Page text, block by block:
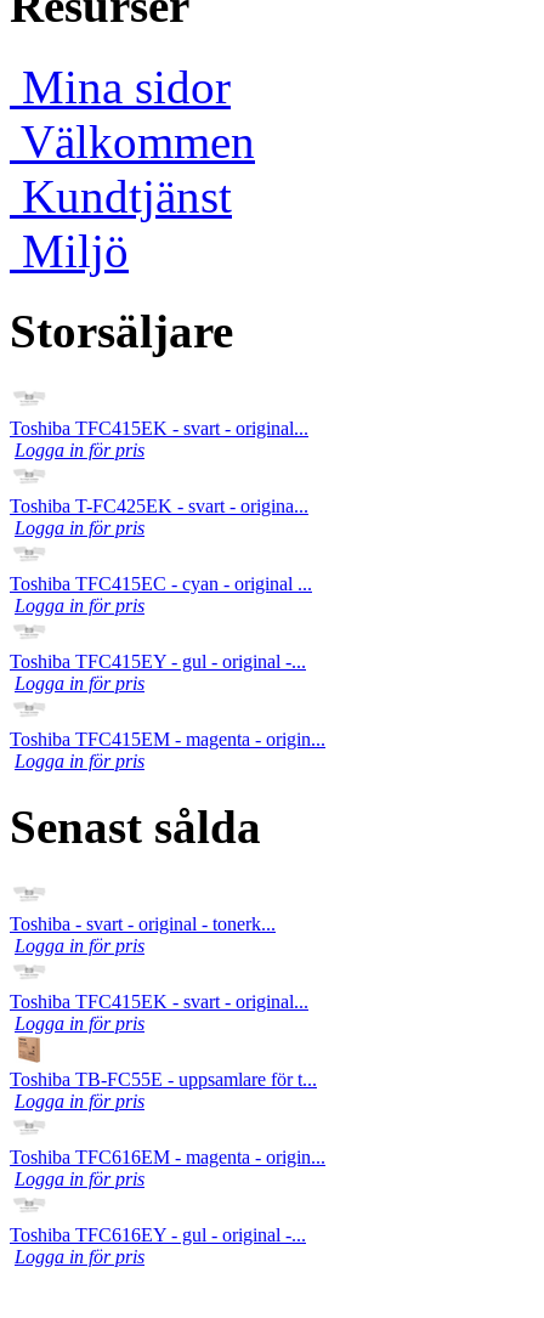
Mina sidor
Välkommen
Kundtjänst
Miljö
Storsäljare
Toshiba TFC415EK - svart - original...
Logga in för pris
Toshiba T-FC425EK - svart - origina...
Logga in för pris
Toshiba TFC415EC - cyan - original ...
Logga in för pris
Toshiba TFC415EY - gul - original -...
Logga in för pris
Toshiba TFC415EM - magenta - origin...
Logga in för pris
Senast sålda
Toshiba - svart - original - tonerk...
Logga in för pris
Toshiba TFC415EK - svart - original...
Logga in för pris
Toshiba TB-FC55E - uppsamlare för t...
Logga in för pris
Toshiba TFC616EM - magenta - origin...
Logga in för pris
Toshiba TFC616EY - gul - original -...
Logga in för pris